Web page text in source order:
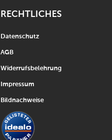
RECHTLICHES
Datenschutz
AGB
Widerrufsbelehrung
Impressum
Bildnachweise